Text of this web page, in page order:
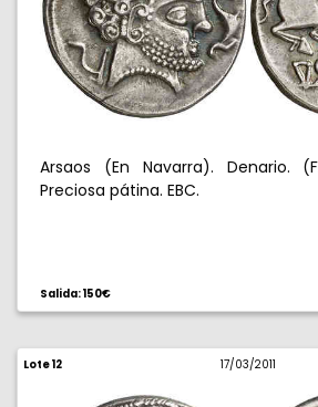
Arsaos (En Navarra). Denario.
Preciosa pátina. EBC.
Salida: 150€
Lote 12 17/03/2011